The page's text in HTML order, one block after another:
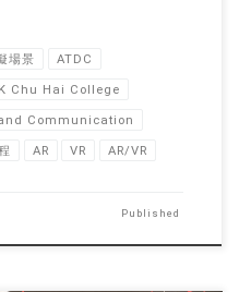
場景 ATDC
Chu Hai College
Communication
AR VR AR/VR
Published